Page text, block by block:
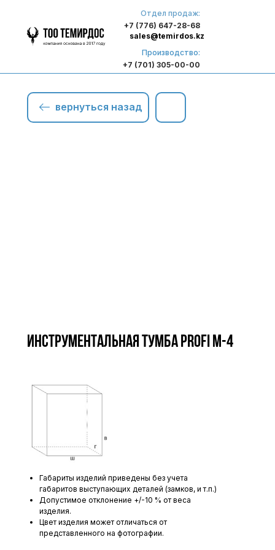
Отдел продаж:
+7 (776) 647-28-68
Производство:
+7 (701) 305-00-00
sales@temirdos.kz
вернуться назад
Инструментальная тумба Profi M-4
Габариты изделий приведены без учета
габаритов выступающих деталей (замков, и т.п.)
Допустимое отклонение +/-10 % от веса
изделия.
Цвет изделия может отличаться от
представленного на фотографии.